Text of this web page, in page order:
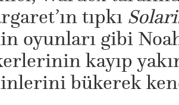
tıpkı
oyunları gibi
kayıp
bükerek